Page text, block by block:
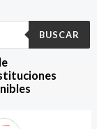
BUSCAR